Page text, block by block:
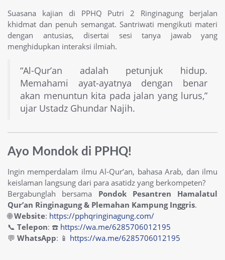
Suasana kajian di PPHQ Putri 2 Ringinagung berjalan
khidmat dan penuh semangat. Santriwati mengikuti materi
dengan antusias, disertai sesi tanya jawab yang
menghidupkan interaksi ilmiah.
“Al-Qur’an adalah petunjuk hidup.
Memahami ayat-ayatnya dengan benar
akan menuntun kita pada jalan yang lurus,”
ujar Ustadz Ghundar Najih.
Ayo Mondok di PPHQ!
Ingin memperdalam ilmu Al-Qur’an, bahasa Arab, dan ilmu
keislaman langsung dari para asatidz yang berkompeten?
Bergabunglah bersama Pondok Pesantren Hamalatul
Qur’an Ringinagung & Plemahan Kampung Inggris.
🌐Website: https://pphqringinagung.com/
📞 Telepon: ☎️ https://wa.me/6285706012195
💬 WhatsApp: 📱 https://wa.me/6285706012195